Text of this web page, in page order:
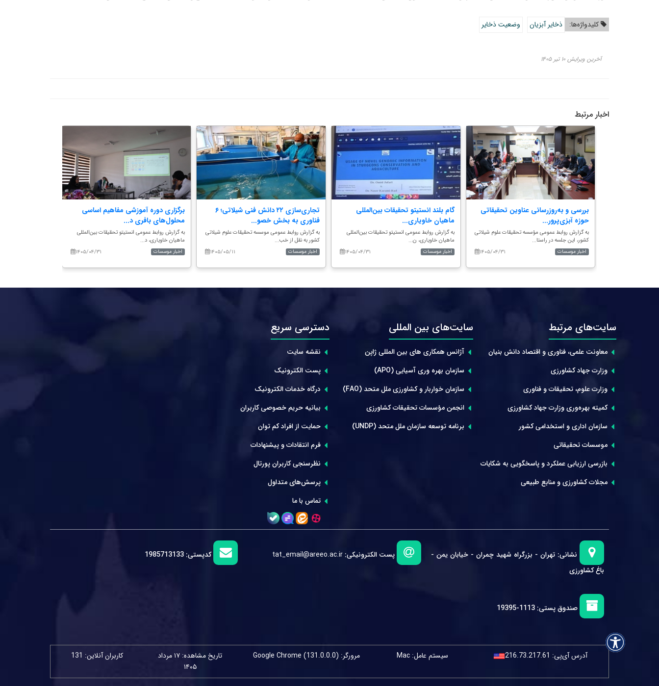
کلیدواژه‌ها: ذخایر آبزیان وضعیت ذخایر
آخرین ویرایش ۱۰ تیر ۱۴۰۵
اخبار مرتبط
برگزاری دوره آموزشی مفاهیم اساسی
محلول‌های بافری د...
به گزارش روابط عمومی انستیتو تحقیقات بین‌المللی
ماهیان خاویاری، د...
۱۴۰۵/۰۴/۳۱
اخبار موسسات
تجاری‌سازی ۲۲ دانش فنی شیلاتی؛ ۶
فناوری به بخش خصو...
به گزارش روابط عمومی موسسه تحقیقات علوم شیلاتی
کشور به نقل از خب...
۱۴۰۵/۰۵/۱۱
اخبار موسسات
گام بلند انستیتو تحقیقات بین‌المللی
ماهیان خاویاری...
به گزارش روابط عمومی انستیتو تحقیقات بین‌المللی
ماهیان خاویاری، ن...
۱۴۰۵/۰۴/۳۱
اخبار موسسات
بررسی و به‌روزرسانی عناوین تحقیقاتی
حوزه آبزی‌پرور...
به گزارش روابط عمومی مؤسسه تحقیقات علوم شیلاتی
کشور، این جلسه در راستا...
۱۴۰۵/۰۴/۳۱
اخبار موسسات
سایت‌های مرتبط
معاونت علمی، فناوری و اقتصاد دانش بنیان
وزارت جهاد کشاورزی
وزارت علوم، تحقیقات و فناوری
کمیته بهره‌وری وزارت جهاد کشاورزی
سازمان اداری و استخدامی کشور
موسسات تحقیقاتی
بازرسی ارزیابی عملکرد و پاسخگویی به شکایات
مجلات کشاورزی و منابع طبیعی
سایت‌های بین المللی
آژانس همکاری های بین المللی ژاپن
سازمان بهره وری آسیایی (APO)
سازمان خواربار و کشاورزی ملل متحد (FAO)
انجمن مؤسسات تحقیقات کشاورزی
برنامه توسعه سازمان ملل متحد (UNDP)
دسترسی سریع
نقشه سایت
پست الکترونیک
درگاه خدمات الکترونیک
بیانیه حریم خصوصی کاربران
حمایت از افراد کم توان
فرم انتقادات و پیشنهادات
نظرسنجی کاربران پورتال
پرسش‌های متداول
تماس با ما
نشانی:تهران - بزرگراه شهید چمران - خیابان یمن -
باغ کشاورزی
پست الکترونیکی:tat_email@areeo.ac.ir کدپستی: 1985713133
صندوق پستی: 1113-19395
آدرس آی‌پی: 216.73.217.61 سیستم عامل: Mac مرورگر: Google Chrome (131.0.0.0)
تاریخ مشاهده: ۱۷ مرداد
۱۴۰۵
کاربران آنلاین: 131